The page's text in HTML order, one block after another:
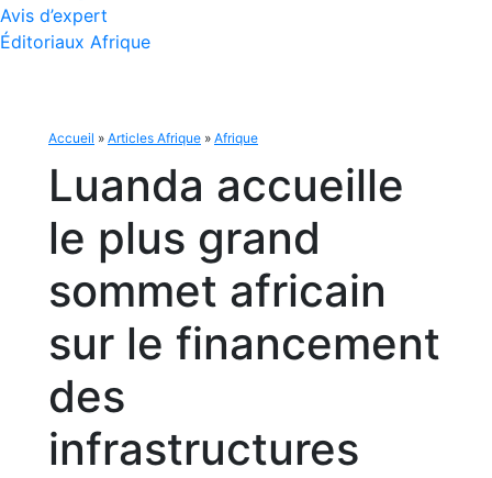
Avis d’expert
Éditoriaux Afrique
Accueil » Articles Afrique » Afrique
Luanda accueille
le plus grand
sommet africain
sur le financement
des
infrastructures